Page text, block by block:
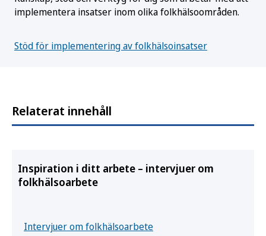
implementera insatser inom olika folkhälsoområden.
Stöd för implementering av folkhälsoinsatser
Relaterat innehåll
Inspiration i ditt arbete – intervjuer om
folkhälsoarbete
Intervjuer om folkhälsoarbete